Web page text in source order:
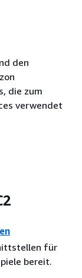
den
die zum
verwendet
für
bereit.